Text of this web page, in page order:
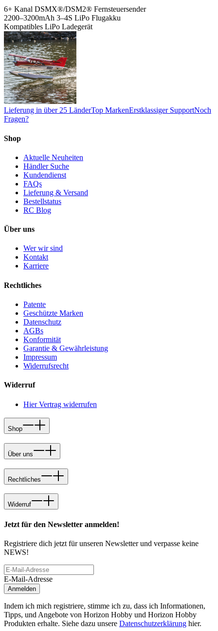
6+ Kanal DSMX®/DSM2® Fernsteuersender
2200–3200mAh 3–4S LiPo Flugakku
Kompatibles LiPo Ladegerät
Lieferung in über 25 LänderTop MarkenErstklassiger SupportNoch
Fragen?
Shop
Aktuelle Neuheiten
Händler Suche
Kundendienst
FAQs
Lieferung & Versand
Bestellstatus
RC Blog
Über uns
Wer wir sind
Kontakt
Karriere
Rechtliches
Patente
Geschützte Marken
Datenschutz
AGBs
Konformität
Garantie & Gewährleistung
Impressum
Widerrufsrecht
Widerruf
Hier Vertrag widerrufen
Shop
Über uns
Rechtliches
Widerruf
Jetzt für den Newsletter anmelden!
Registriere dich jetzt für unseren Newsletter und verpasse keine
NEWS!
E-Mail-Adresse
Anmelden
Indem ich mich registriere, stimme ich zu, dass ich Informationen,
Tipps, und Angebote von Horizon Hobby und Horizon Hobby
Produkten erhalte. Siehe dazu unsere Datenschutzerklärung hier.